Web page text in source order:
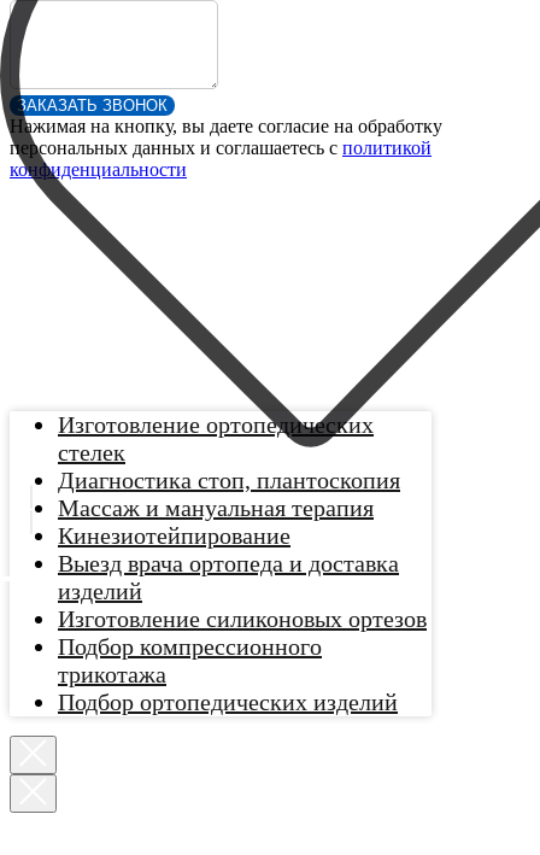
ЗАКАЗАТЬ ЗВОНОК
Нажимая на кнопку, вы даете согласие на обработку
персональных данных и соглашаетесь c политикой
конфиденциальности
Изготовление ортопедических
стелек
Диагностика стоп, плантоскопия
Массаж и мануальная терапия
Кинезиотейпирование
Выезд врача ортопеда и доставка
изделий
Изготовление силиконовых ортезов
Подбор компрессионного
трикотажа
Подбор ортопедических изделий